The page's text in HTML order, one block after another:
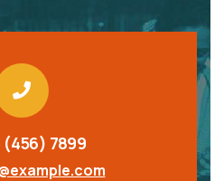
(456) 7899